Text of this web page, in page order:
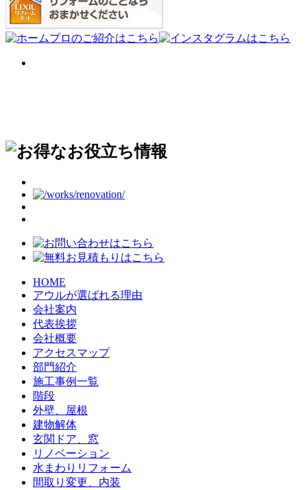
HOME
アウルが選ばれる理由
会社案内
代表挨拶
会社概要
アクセスマップ
部門紹介
施工事例一覧
階段
外壁、屋根
建物解体
玄関ドア、窓
リノベーション
水まわりリフォーム
間取り変更、内装